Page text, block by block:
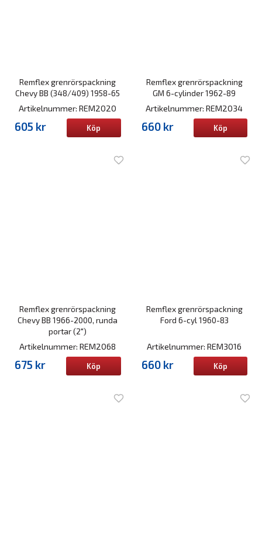
Remflex grenrörspackning
Chevy BB (348/409) 1958-65
Artikelnummer: REM2020
605 kr Köp
Remflex grenrörspackning
GM 6-cylinder 1962-89
Artikelnummer: REM2034
660 kr Köp
Remflex grenrörspackning
Chevy BB 1966-2000, runda
portar (2")
Artikelnummer: REM2068
675 kr Köp
Remflex grenrörspackning
Ford 6-cyl 1960-83
Artikelnummer: REM3016
660 kr Köp